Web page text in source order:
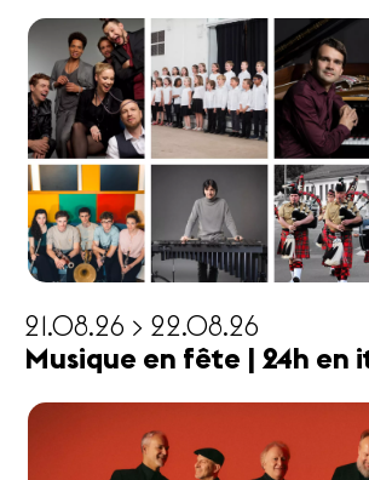
21.08.26 > 22.08.26
Musique en fête | 24h en